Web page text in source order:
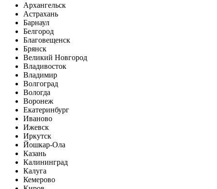
Архангельск
Астрахань
Барнаул
Белгород
Благовещенск
Брянск
Великий Новгород
Владивосток
Владимир
Волгоград
Вологда
Воронеж
Екатеринбург
Иваново
Ижевск
Иркутск
Йошкар-Ола
Казань
Калининград
Калуга
Кемерово